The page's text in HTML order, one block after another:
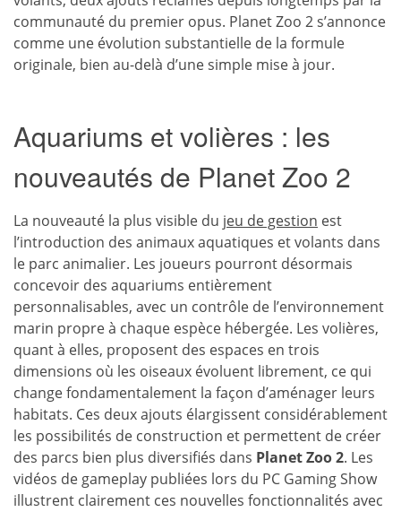
communauté du premier opus. Planet Zoo 2 s’annonce
comme une évolution substantielle de la formule
originale, bien au-delà d’une simple mise à jour.
Aquariums et volières : les
nouveautés de Planet Zoo 2
La nouveauté la plus visible du jeu de gestion est
l’introduction des animaux aquatiques et volants dans
le parc animalier. Les joueurs pourront désormais
concevoir des aquariums entièrement
personnalisables, avec un contrôle de l’environnement
marin propre à chaque espèce hébergée. Les volières,
quant à elles, proposent des espaces en trois
dimensions où les oiseaux évoluent librement, ce qui
change fondamentalement la façon d’aménager leurs
habitats. Ces deux ajouts élargissent considérablement
les possibilités de construction et permettent de créer
des parcs bien plus diversifiés dans Planet Zoo 2. Les
vidéos de gameplay publiées lors du PC Gaming Show
illustrent clairement ces nouvelles fonctionnalités avec